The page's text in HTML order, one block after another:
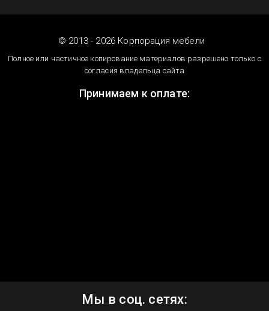
© 2013 - 2026 Корпорация мебели
Полное или частичное копирование материалов разрешено только с
согласия владельца сайта
Принимаем к оплате:
Мы в соц. сетях: